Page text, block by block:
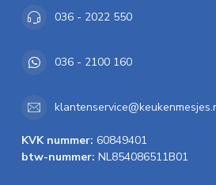
036 - 2022 550
036 - 2100 160
KVK nummer: 60849401
btw-nummer: NL854086511B01